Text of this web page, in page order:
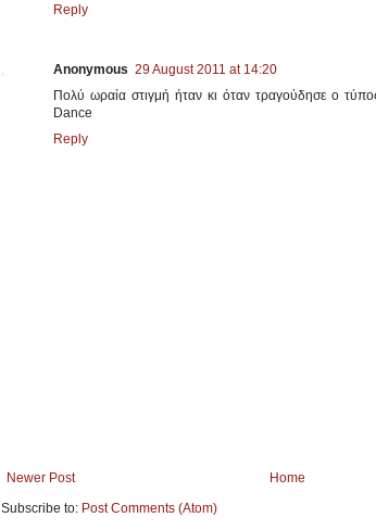
Reply
Anonymous 29 August 2011 at 14:20
Πολύ ωραία στιγμή ήταν κι όταν τραγούδησε ο
Dance
Reply
Newer Post
Home
Subscribe to: Post Comments (Atom)